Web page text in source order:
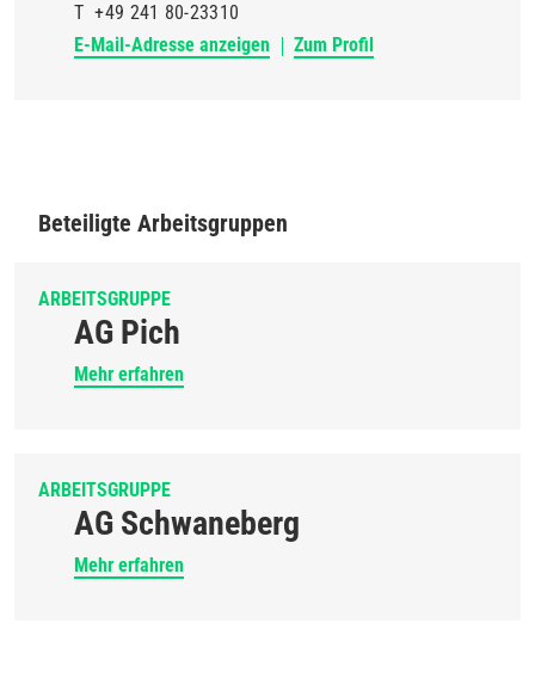
T +49 241 80-23310
E-Mail-Adresse anzeigen
Zum Profil
Beteiligte Arbeitsgruppen
ARBEITSGRUPPE
AG Pich
Mehr erfahren
ARBEITSGRUPPE
AG Schwaneberg
Mehr erfahren